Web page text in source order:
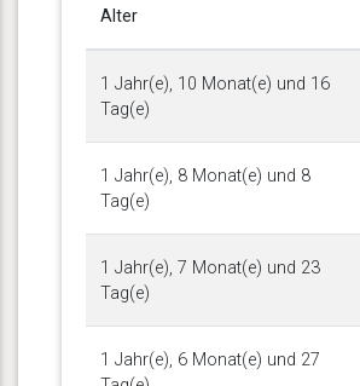
Alter
1 Jahr(e), 10 Monat(e) und 16
Tag(e)
1 Jahr(e), 8 Monat(e) und 8
Tag(e)
1 Jahr(e), 7 Monat(e) und 23
Tag(e)
1 Jahr(e), 6 Monat(e) und 27